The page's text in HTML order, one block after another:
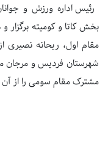
رئیس اداره ورزش و
بخش کاتا و کومیته برگزار
مقام اول، ریحانه نصیری
شهرستان فردیس و مرجان
مشترک مقام سومی را از